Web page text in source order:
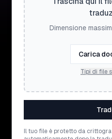
Dimensione
Carica
Tipi di file
Il tuo file è protetto da